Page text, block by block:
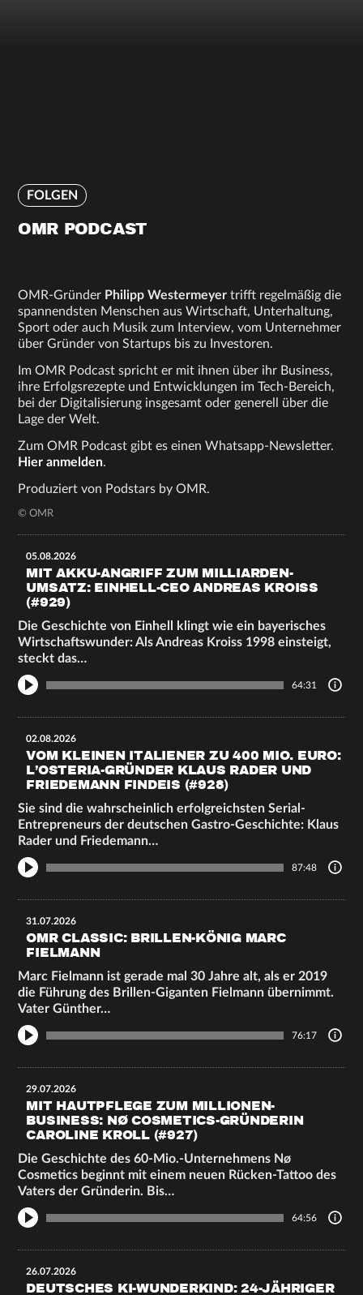
FOLGEN
OMR PODCAST
OMR-Gründer Philipp Westermeyer trifft regelmäßig die
spannendsten Menschen aus Wirtschaft, Unterhaltung,
Sport oder auch Musik zum Interview, vom Unternehmer
über Gründer von Startups bis zu Investoren.
Im OMR Podcast spricht er mit ihnen über ihr Business,
ihre Erfolgsrezepte und Entwicklungen im Tech-Bereich,
bei der Digitalisierung insgesamt oder generell über die
Lage der Welt.
Zum OMR Podcast gibt es einen Whatsapp-Newsletter.
Hier anmelden.
Produziert von Podstars by OMR.
© OMR
05.08.2026
MIT AKKU-ANGRIFF ZUM MILLIARDEN-
UMSATZ: EINHELL-CEO ANDREAS KROISS
(#929)
Die Geschichte von Einhell klingt wie ein bayerisches
Wirtschaftswunder: Als Andreas Kroiss 1998 einsteigt,
steckt das…
64:31
02.08.2026
VOM KLEINEN ITALIENER ZU 400 MIO. EURO:
L’OSTERIA-GRÜNDER KLAUS RADER UND
FRIEDEMANN FINDEIS (#928)
Sie sind die wahrscheinlich erfolgreichsten Serial-
Entrepreneurs der deutschen Gastro-Geschichte: Klaus
Rader und Friedemann…
87:48
31.07.2026
OMR CLASSIC: BRILLEN-KÖNIG MARC
FIELMANN
Marc Fielmann ist gerade mal 30 Jahre alt, als er 2019
die Führung des Brillen-Giganten Fielmann übernimmt.
Vater Günther…
76:17
29.07.2026
MIT HAUTPFLEGE ZUM MILLIONEN-
BUSINESS: NØ COSMETICS-GRÜNDERIN
CAROLINE KROLL (#927)
Die Geschichte des 60-Mio.-Unternehmens Nø
Cosmetics beginnt mit einem neuen Rücken-Tattoo des
Vaters der Gründerin. Bis…
64:56
26.07.2026
DEUTSCHES KI-WUNDERKIND: 24-JÄHRIGER